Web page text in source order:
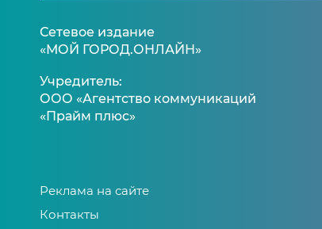
Сетевое издание
«МОЙ ГОРОД.ОНЛАЙН»
Учредитель:
ООО «Агентство коммуникаций
«Прайм плюс»
Реклама на сайте
Контакты